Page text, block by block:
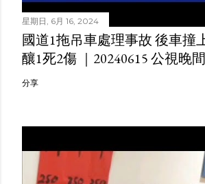
星期日, 6月 16, 2024
國道1拖吊車處理事故 後車撞
釀1死2傷 ｜20240615 公視晚
分享